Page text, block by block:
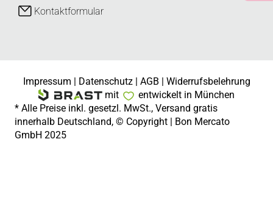
Kontaktformular
Impressum | Datenschutz| AGB | Widerrufsbelehrung
mit
entwickelt in München
* Alle Preise inkl. gesetzl. MwSt., Versand gratis
innerhalb Deutschland, © Copyright | Bon Mercato
GmbH 2025